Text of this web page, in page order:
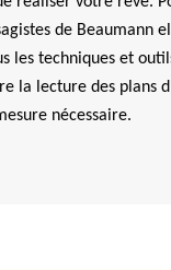
de Beaumann
les techniques et
la lecture des plans
nécessaire.